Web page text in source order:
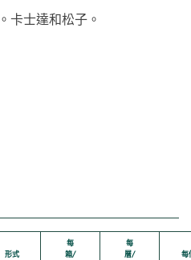
卡士達和松子。
形式
每
箱/
每
層/
每